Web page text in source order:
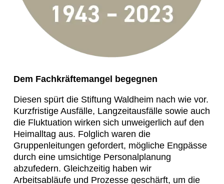
Dem Fachkräftemangel begegnen
Diesen spürt die Stiftung Waldheim nach wie vor.
Kurzfristige Ausfälle, Langzeitausfälle sowie auch
die Fluktuation wirken sich unweigerlich auf den
Heimalltag aus. Folglich waren die
Gruppenleitungen gefordert, mögliche Engpässe
durch eine umsichtige Personalplanung
abzufedern. Gleichzeitig haben wir
Arbeitsabläufe und Prozesse geschärft, um die